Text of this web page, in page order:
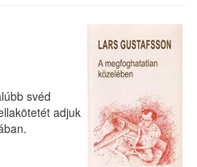
svéd
adjuk